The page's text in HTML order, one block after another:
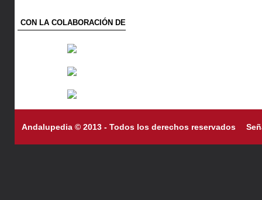
CON LA COLABORACIÓN DE
Andalupedia © 2013 - Todos los derechos reservados